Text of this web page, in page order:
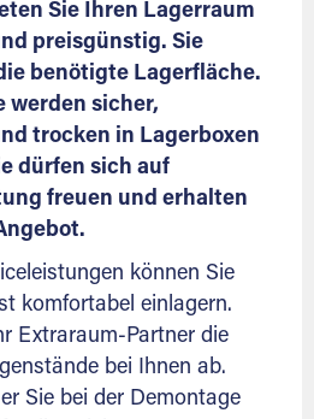
Sie Ihren Lagerraum
preisgünstig. Sie
benötigte Lagerfläche.
werden sicher,
trocken in Lagerboxen
dürfen sich auf
freuen und erhalten
können Sie
komfortabel einlagern.
Extraraum-Partner die
bei Ihnen ab.
Sie bei der Demontage